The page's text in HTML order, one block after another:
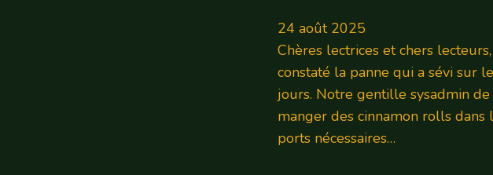
24 août 2025
Chères lectrices et chers
constaté la panne qui a sévi sur
jours. Notre gentille sysadmin
manger des cinnamon rolls
ports nécessaires…